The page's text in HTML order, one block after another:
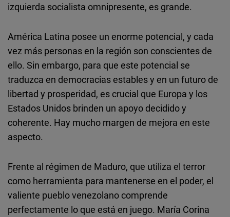
izquierda socialista omnipresente, es grande.
América Latina posee un enorme potencial, y cada
vez más personas en la región son conscientes de
ello. Sin embargo, para que este potencial se
traduzca en democracias estables y en un futuro de
libertad y prosperidad, es crucial que Europa y los
Estados Unidos brinden un apoyo decidido y
coherente. Hay mucho margen de mejora en este
aspecto.
Frente al régimen de Maduro, que utiliza el terror
como herramienta para mantenerse en el poder, el
valiente pueblo venezolano comprende
perfectamente lo que está en juego. María Corina